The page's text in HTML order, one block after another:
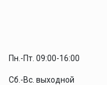
Пн.-Пт. 09:00-16:00
Сб.-Вс. выходной